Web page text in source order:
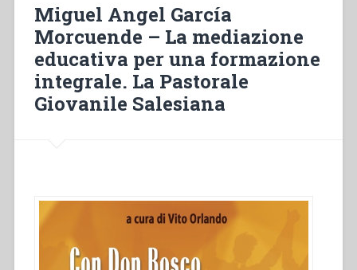
Miguel Angel García
Morcuende – La mediazione
educativa per una formazione
integrale. La Pastorale
Giovanile Salesiana